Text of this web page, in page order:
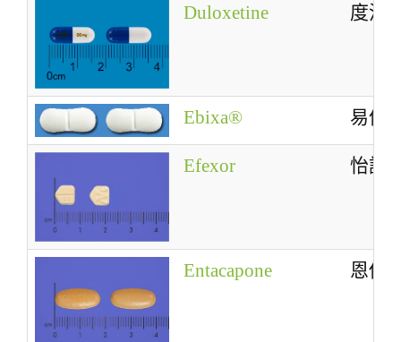
Duloxetine 度洛
Ebixa® 易倍
Efexor 怡諾
Entacapone 恩他